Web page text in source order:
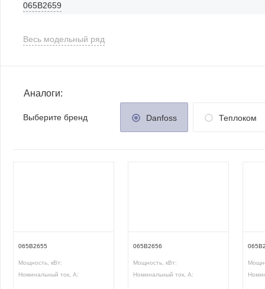
065B2659
Весь модельный ряд
Аналоги:
Выберите бренд Danfoss Теплоком
065B2655
Мощность, кВт:
Номинальный ток, А:
065B2656
Мощность, кВт:
Номинальный ток, А: